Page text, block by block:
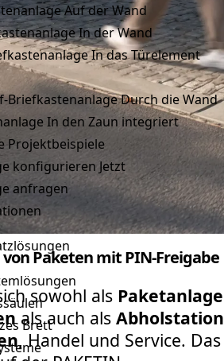
Auf der Wand
In der Wand
In das Türelement
BriefkastenanlageDurch die Wand
In den Zaun integriert
Projektbeispiele
konfigurieren Jetzt
anfragen
Brett
Paketen mit PIN-Freigabe
sowohl als Paketanlage
als auch als Abholstation
, Handel und Service. Das